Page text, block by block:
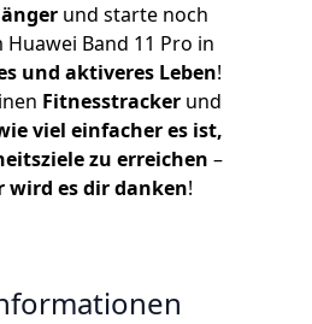
und starte noch
Band 11 Pro in
und aktiveres Leben!
Fitnesstrackerund
viel einfacher es ist,
zu erreichen –
wird es dir danken!